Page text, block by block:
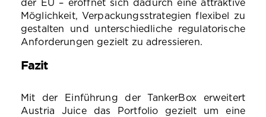
der EU – eröffnet sich dadurch eine attraktive
Möglichkeit, Verpackungsstrategien flexibel zu
gestalten und unterschiedliche regulatorische
Anforderungen gezielt zu adressieren.
Fazit
Mit der Einführung der TankerBox erweitert
Austria Juice das Portfolio gezielt um eine